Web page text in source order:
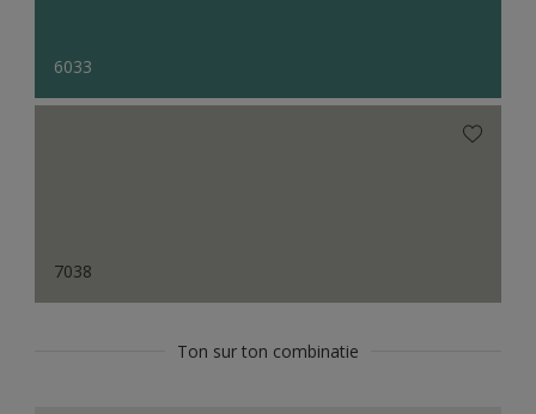
6033
7038
Ton sur ton combinatie